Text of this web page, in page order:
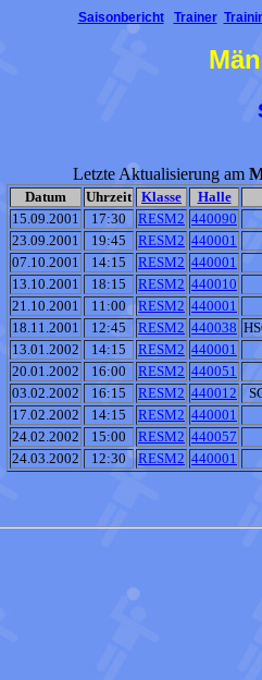
Saisonbericht Trainer
Letzte Aktualisierung am
Datum Uhrzeit Klasse
Halle
15.09.2001
17:30 RESM2 440090
23.09.2001
19:45 RESM2 440001
07.10.2001
14:15 RESM2 440001
13.10.2001
18:15 RESM2 440010
21.10.2001
11:00 RESM2 440001
18.11.2001
12:45 RESM2 440038
13.01.2002
14:15 RESM2 440001
20.01.2002
16:00 RESM2 440051
03.02.2002
16:15 RESM2 440012
17.02.2002
14:15 RESM2 440001
24.02.2002
15:00 RESM2 440057
24.03.2002
12:30 RESM2 440001